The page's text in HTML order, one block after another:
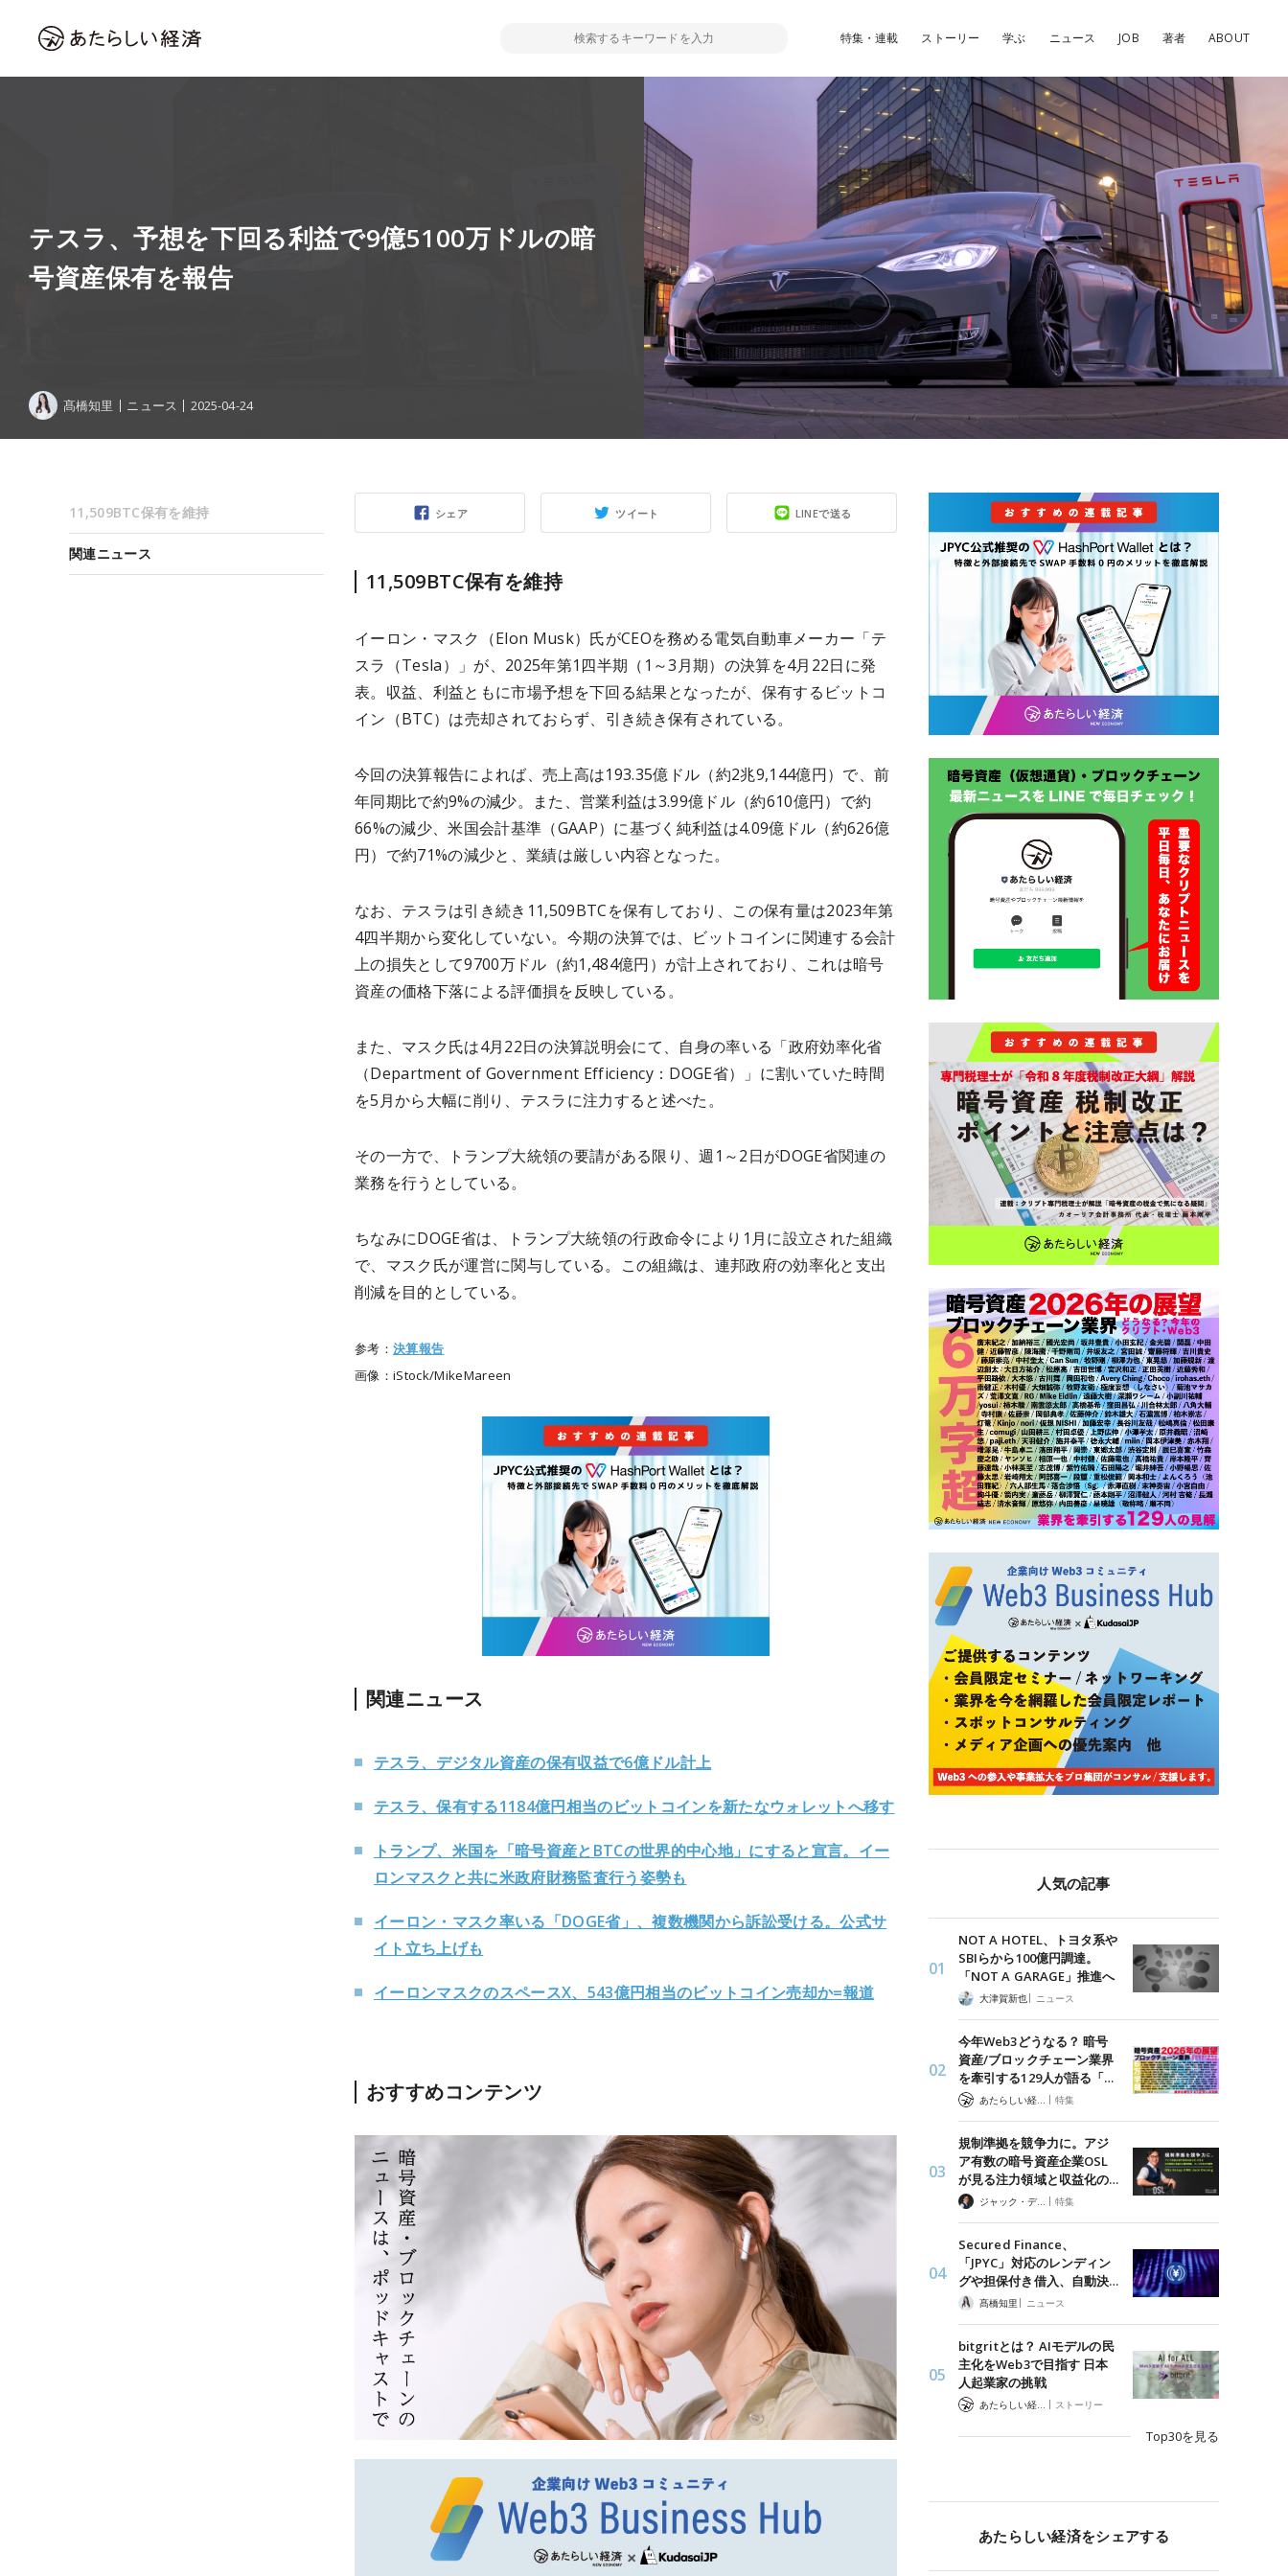
特集・連載 ストーリー 学ぶ ニュース JOB 著者 ABOUT
テスラ、予想を下回る利益で9億5100万ドルの暗
号資産保有を報告
髙橋知里 ニュース 2025-04-24
シェア ツイート LINEで送る
11,509BTC保有を維持
イーロン・マスク（Elon Musk）氏がCEOを務める電気自動車メーカー「テ
スラ（Tesla）」が、2025年第1四半期（1～3月期）の決算を4月22日に発
表。収益、利益ともに市場予想を下回る結果となったが、保有するビットコ
イン（BTC）は売却されておらず、引き続き保有されている。
今回の決算報告によれば、売上高は193.35億ドル（約2兆9,144億円）で、前
年同期比で約9%の減少。また、営業利益は3.99億ドル（約610億円）で約
66%の減少、米国会計基準（GAAP）に基づく純利益は4.09億ドル（約626億
円）で約71%の減少と、業績は厳しい内容となった。
なお、テスラは引き続き11,509BTCを保有しており、この保有量は2023年第
4四半期から変化していない。今期の決算では、ビットコインに関連する会計
上の損失として9700万ドル（約1,484億円）が計上されており、これは暗号
資産の価格下落による評価損を反映している。
また、マスク氏は4月22日の決算説明会にて、自身の率いる「政府効率化省
（Department of Government Efficiency：DOGE省）」に割いていた時間
を5月から大幅に削り、テスラに注力すると述べた。
その一方で、トランプ大統領の要請がある限り、週1～2日がDOGE省関連の
業務を行うとしている。
ちなみにDOGE省は、トランプ大統領の行政命令により1月に設立された組織
で、マスク氏が運営に関与している。​この組織は、連邦政府の効率化と支出
削減を目的としている。
参考： 決算報告
画像：iStock/MikeMareen
関連ニュース
テスラ、デジタル資産の保有収益で6億ドル計上
テスラ、保有する1184億円相当のビットコインを新たなウォレットへ移す
トランプ、米国を「暗号資産とBTCの世界的中心地」にすると宣言。イー
ロンマスクと共に米政府財務監査行う姿勢も
イーロン・マスク率いる「DOGE省」、複数機関から訴訟受ける。公式サ
イト立ち上げも
イーロンマスクのスペースX、543億円相当のビットコイン売却か=報道
おすすめコンテンツ
11,509BTC保有を維持
関連ニュース
人気の記事
NOT A HOTEL、トヨタ系や
SBIらから100億円調達。
「NOT A GARAGE」推進へ
大津賀新也| ニュース
今年Web3どうなる？ 暗号
資産/ブロックチェーン業界
を牽引する129人が語る「…
| 特集
規制準拠を競争力に。アジ
ア有数の暗号資産企業OSL
が見る注力領域と収益化の…
ジャック・デロン（Jack Derong） | 特集
Secured Finance、
「JPYC」対応のレンディン
グや担保付き借入、自動決…
髙橋知里 | ニュース
bitgritとは？ AIモデルの民
主化をWeb3で目指す 日本
人起業家の挑戦
| ストーリー
Top30を見る
あたらしい経済をシェアする